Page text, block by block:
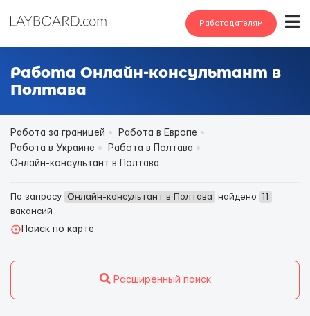
Работодателям
Работа Онлайн-консультант в
Полтава
Работа за границей
Работа в Европе
Работа в Украине
Работа в Полтава
Онлайн-консультант в Полтава
По запросу Онлайн-консультант в Полтава найдено
11
вакансий
Поиск по карте
Расширенный поиск